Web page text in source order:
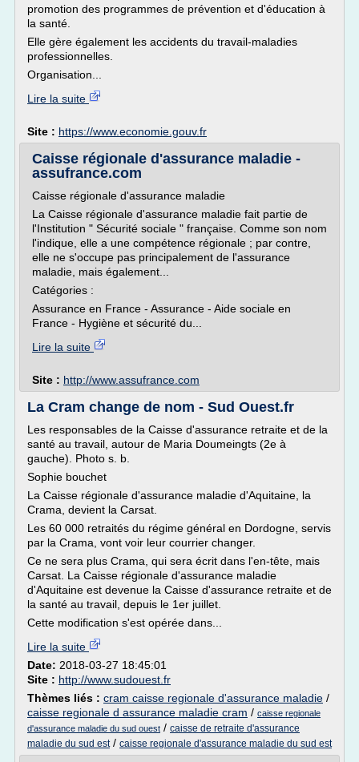
promotion des programmes de prévention et d'éducation à
la santé.
Elle gère également les accidents du travail-maladies
professionnelles.
Organisation...
Lire la suite
Site : https://www.economie.gouv.fr
Caisse régionale d'assurance maladie -
assufrance.com
Caisse régionale d'assurance maladie
La Caisse régionale d'assurance maladie fait partie de
l'Institution " Sécurité sociale " française. Comme son nom
l'indique, elle a une compétence régionale ; par contre,
elle ne s'occupe pas principalement de l'assurance
maladie, mais également...
Catégories :
Assurance en France - Assurance - Aide sociale en
France - Hygiène et sécurité du...
Lire la suite
Site : http://www.assufrance.com
La Cram change de nom - Sud Ouest.fr
Les responsables de la Caisse d'assurance retraite et de la
santé au travail, autour de Maria Doumeingts (2e à
gauche). Photo s. b.
Sophie bouchet
La Caisse régionale d'assurance maladie d'Aquitaine, la
Crama, devient la Carsat.
Les 60 000 retraités du régime général en Dordogne, servis
par la Crama, vont voir leur courrier changer.
Ce ne sera plus Crama, qui sera écrit dans l'en-tête, mais
Carsat. La Caisse régionale d'assurance maladie
d'Aquitaine est devenue la Caisse d'assurance retraite et de
la santé au travail, depuis le 1er juillet.
Cette modification s'est opérée dans...
Lire la suite
Date: 2018-03-27 18:45:01
Site : http://www.sudouest.fr
Thèmes liés : cram caisse regionale d'assurance maladie /
caisse regionale d assurance maladie cram / caisse regionale
d'assurance maladie du sud ouest / caisse de retraite d'assurance
maladie du sud est/ caisse regionale d'assurance maladie du sud est